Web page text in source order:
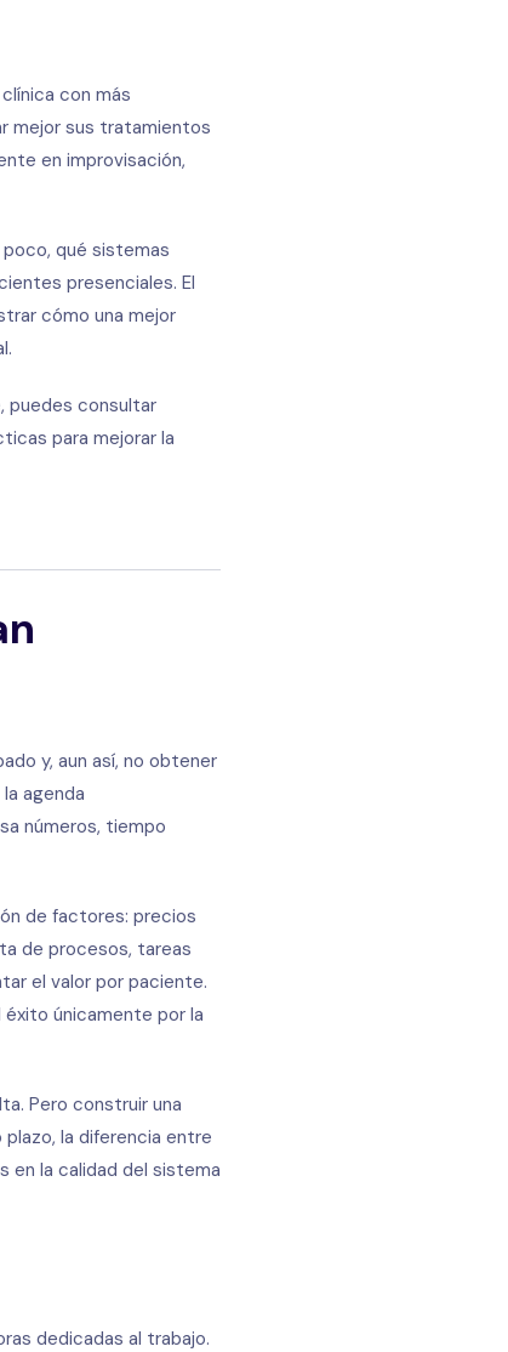
con más
mejor sus tratamientos
en improvisación,
qué sistemas
presenciales. El
cómo una mejor
puedes consultar
para mejorar la
y, aun así, no obtener
agenda
números, tiempo
de factores: precios
de procesos, tareas
el valor por paciente.
únicamente por la
Pero construir una
la diferencia entre
en la calidad del sistema
dedicadas al trabajo.